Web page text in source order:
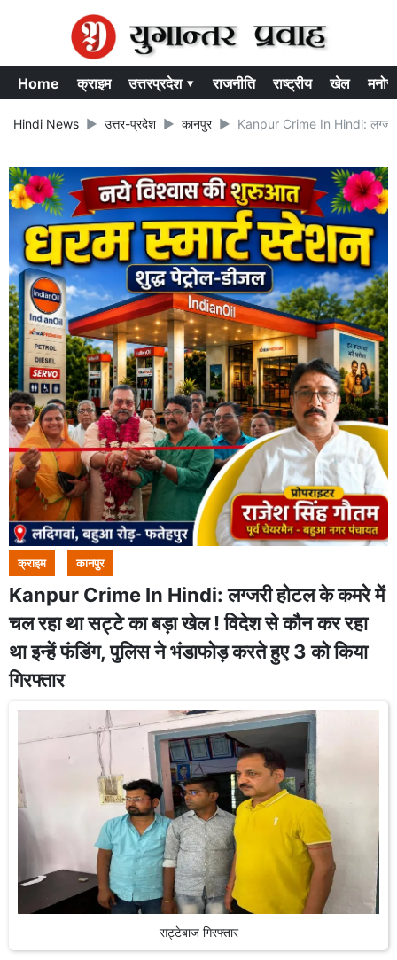
Home क्राइम उत्तरप्रदेश ▾ राजनीति राष्ट्रीय खेल
Hindi News उत्तर-प्रदेश कानपुर Kanpur Crime In Hindi:
क्राइम कानपुर
Kanpur Crime In Hindi: लग्जरी होटल के कमरे में
चल रहा था सट्टे का बड़ा खेल ! विदेश से कौन कर रहा
था इन्हें फंडिंग, पुलिस ने भंडाफोड़ करते हुए 3 को किया
गिरफ्तार
सट्टेबाज गिरफ्तार